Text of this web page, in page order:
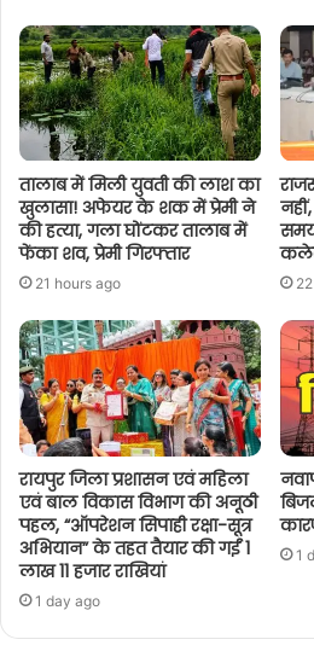
तालाब में मिली युवती की लाश का
खुलासा! अफेयर के शक में प्रेमी ने
की हत्या, गला घोंटकर तालाब में
फेंका शव, प्रेमी गिरफ्तार
21 hours ago
रायपुर जिला प्रशासन एवं महिला
एवं बाल विकास विभाग की अनूठी
पहल, “ऑपरेशन सिपाही रक्षा-सूत्र
अभियान” के तहत तैयार की गईं 1
लाख 11 हजार राखियां
1 day ago
1